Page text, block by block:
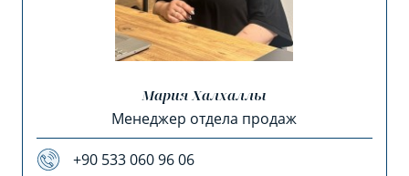
Мария Халхаллы
Менеджер отдела продаж
+90 533 060 96 06